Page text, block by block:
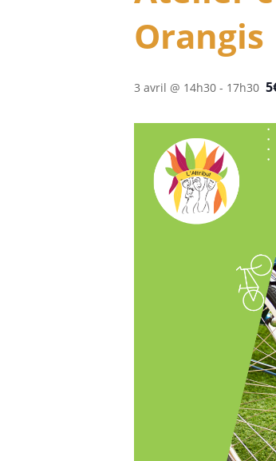
Orangis
3 avril @ 14h30 - 17h30